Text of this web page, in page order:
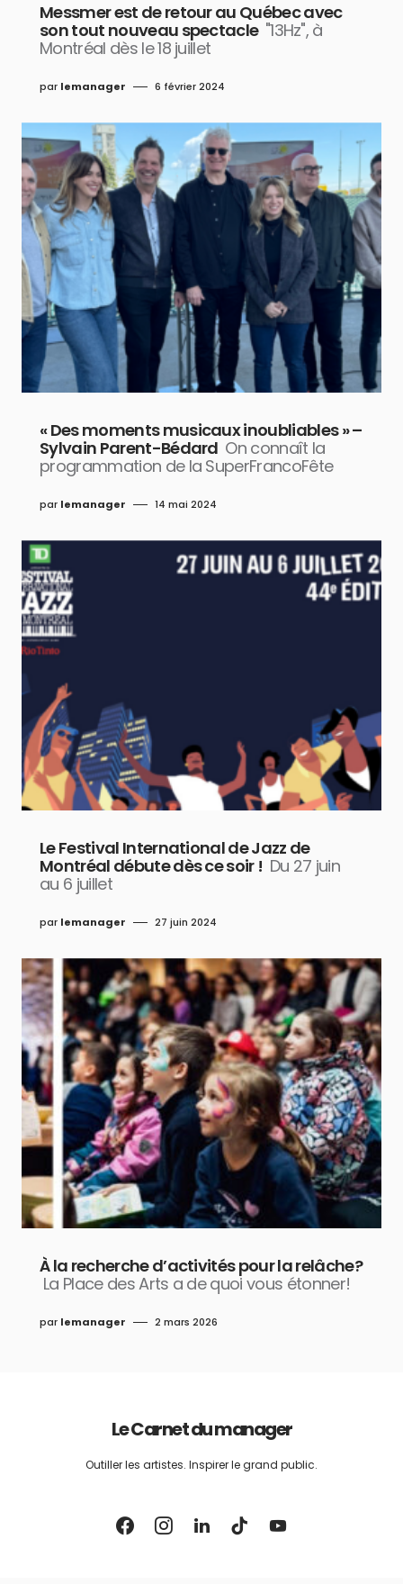
Messmer est de retour au Québec avec
son tout nouveau spectacle "13Hz", à
Montréal dès le 18 juillet
par lemanager 6 février 2024
« Des moments musicaux inoubliables » –
Sylvain Parent-Bédard On connaît la
programmation de la SuperFrancoFête
par lemanager 14 mai 2024
Le Festival International de Jazz de
Montréal débute dès ce soir ! Du 27 juin
au 6 juillet
par lemanager 27 juin 2024
À la recherche d’activités pour la relâche?
La Place des Arts a de quoi vous étonner!
par lemanager 2 mars 2026
Le Carnet du manager
Outiller les artistes. Inspirer le grand public.